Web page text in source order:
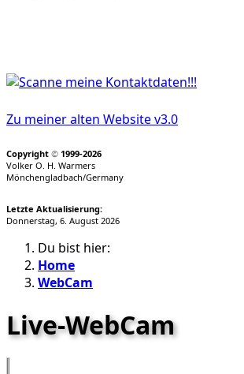
Zu meiner alten Website v3.0
Copyright © 1999-2026
Volker O. H. Warmers
Mönchengladbach/Germany
Letzte Aktualisierung:
Donnerstag, 6. August 2026
Du bist hier:
Home
WebCam
Live-WebCam